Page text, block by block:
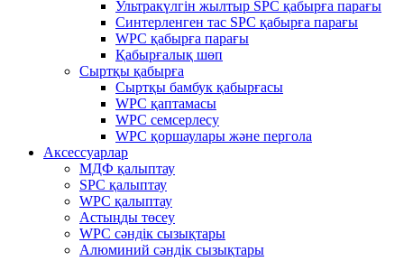
Ультракүлгін жылтыр SPC қабырға парағы
Синтерленген тас SPC қабырға парағы
WPC қабырға парағы
Қабырғалық шөп
Сыртқы қабырға
Сыртқы бамбук қабырғасы
WPC қаптамасы
WPC семсерлесу
WPC қоршаулары және пергола
Аксессуарлар
МДФ қалыптау
SPC қалыптау
WPC қалыптау
Астыңды төсеу
WPC сәндік сызықтары
Алюминий сәндік сызықтары